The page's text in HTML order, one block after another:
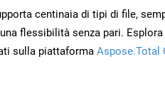
centinaia di tipi di file,
flessibilità senza pari.
sulla piattaforma Aspose.Total